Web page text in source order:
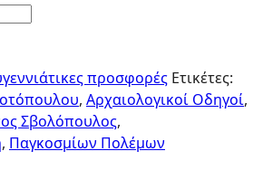
προσφορές Ετικέτες:
, Αρχαιολογικοί Οδηγοί,
Σβολόπουλος,
, Παγκοσμίων Πολέμων